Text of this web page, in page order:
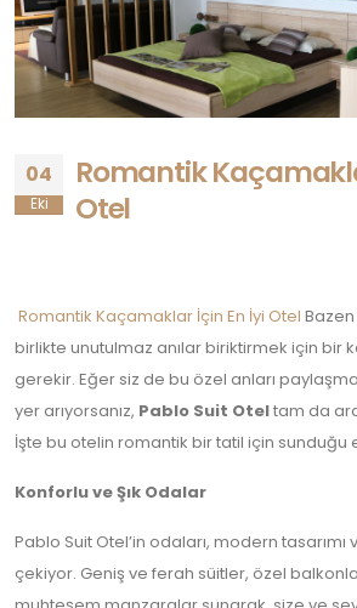
04
Eki
Romantik
Otel
Romantik Kaçamaklar İçin En İyi Otel
birlikte unutulmaz anılar biriktirmek için bir
gerekir. Eğer siz de bu özel anları
yer arıyorsanız, Pablo Suit Oteltam da
İşte bu otelin romantik bir tatil için sunduğu
Konforlu ve Şık Odalar
Pablo Suit Otel’in odaları, modern
çekiyor. Geniş ve ferah süitler, özel